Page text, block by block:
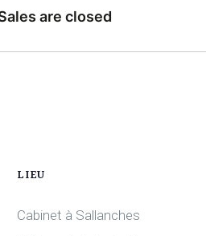
LIEU
Cabinet à Sallanches